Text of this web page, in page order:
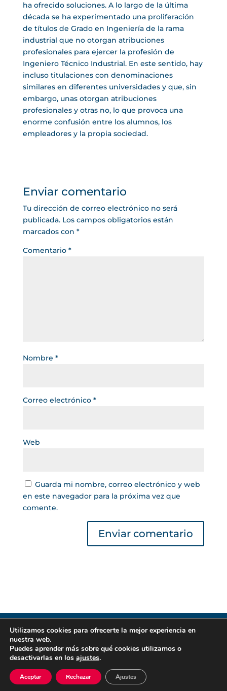
ha ofrecido soluciones. A lo largo de la última
década se ha experimentado una proliferación
de títulos de Grado en Ingeniería de la rama
industrial que no otorgan atribuciones
profesionales para ejercer la profesión de
Ingeniero Técnico Industrial. En este sentido, hay
incluso titulaciones con denominaciones
similares en diferentes universidades y que, sin
embargo, unas otorgan atribuciones
profesionales y otras no, lo que provoca una
enorme confusión entre los alumnos, los
empleadores y la propia sociedad.
Enviar comentario
Tu dirección de correo electrónico no será
publicada. Los campos obligatorios están
marcados con *
Comentario *
Nombre *
Correo electrónico *
Web
Guarda mi nombre, correo electrónico y web
en este navegador para la próxima vez que
comente.
Gestor de Créditos © 2022 | Lea nuestraPolítica
de Privacidad|Política de Cookies. Todos los
derechos reservados.
Utilizamos cookies para ofrecerte la mejor experiencia en
nuestra web.
Puedes aprender más sobre qué cookies utilizamos o
desactivarlas en los ajustes.
Aceptar Rechazar Ajustes